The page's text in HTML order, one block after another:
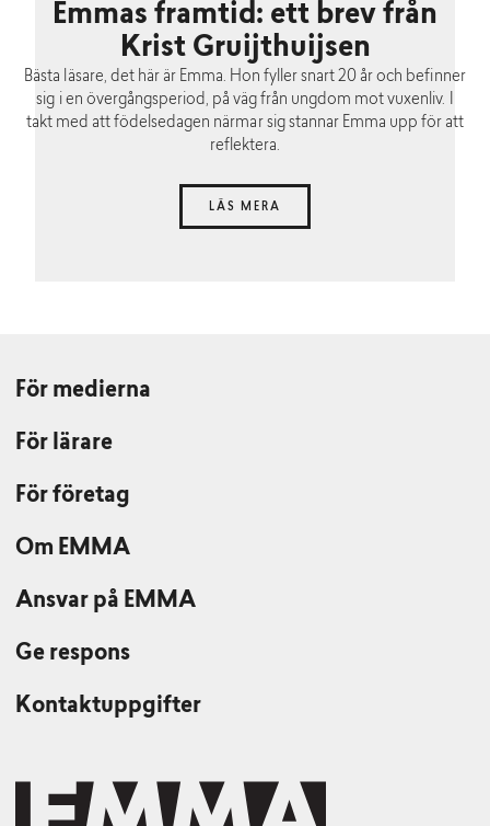
Emmas framtid: ett brev från
Krist Gruijthuijsen
Bästa läsare, det här är Emma. Hon fyller snart 20 år och befinner
sig i en övergångsperiod, på väg från ungdom mot vuxenliv. I
takt med att födelsedagen närmar sig stannar Emma upp för att
reflektera.
LÄS MERA
För medierna
För lärare
För företag
Om EMMA
Ansvar på EMMA
Ge respons
Kontaktuppgifter